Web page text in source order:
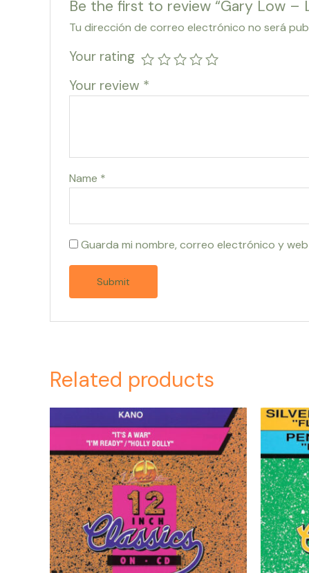
Be the first to review “Gary Low –
Tu dirección de correo electrónico no será
Your rating
Your review *
Name *
Guarda mi nombre, correo electrónico y
Related products